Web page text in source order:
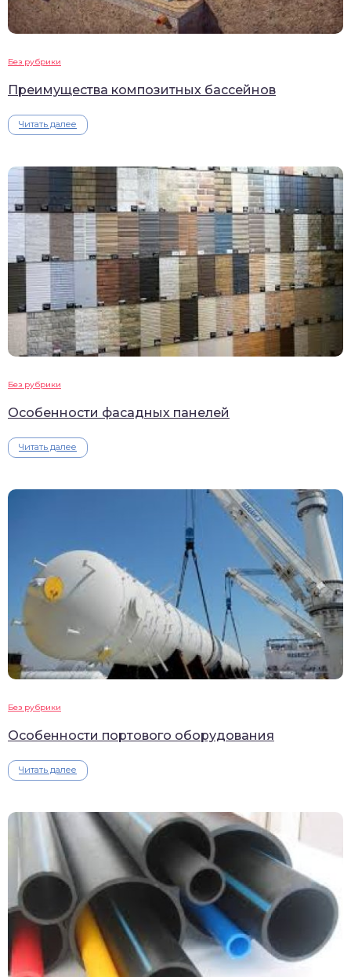
Без рубрики
Преимущества композитных бассейнов
Читать далее
Без рубрики
Особенности фасадных панелей
Читать далее
Без рубрики
Особенности портового оборудования
Читать далее